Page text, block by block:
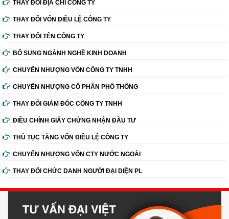
THAY ĐỔI ĐỊA CHỈ CÔNG TY
THAY ĐỔI VỐN ĐIỀU LỆ CÔNG TY
THAY ĐỔI TÊN CÔNG TY
BỔ SUNG NGÀNH NGHỀ KINH DOANH
CHUYỂN NHƯỢNG VỐN CÔNG TY TNHH
CHUYỂN NHƯỢNG CỔ PHẦN PHỔ THÔNG
THAY ĐỔI GIÁM ĐỐC CÔNG TY TNHH
ĐIỀU CHỈNH GIẤY CHỨNG NHẬN ĐẦU TƯ
THỦ TỤC TĂNG VỐN ĐIỀU LỆ CÔNG TY
CHUYỂN NHƯỢNG VỐN CTY NƯỚC NGOÀI
THAY ĐỔI CHỨC DANH NGƯỜI ĐẠI DIỆN PL